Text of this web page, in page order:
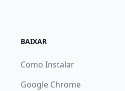
BAIXAR
Como Instalar
Google Chrome